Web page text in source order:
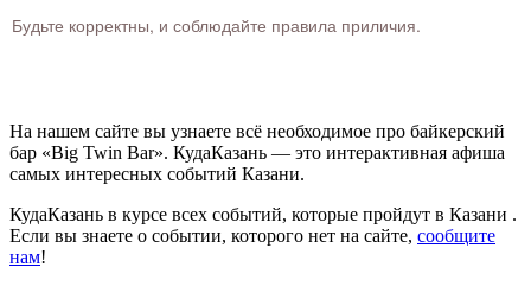
Будьте корректны, и соблюдайте правила приличия.
На нашем сайте вы узнаете всё необходимое про байкерский
бар «Big Twin Bar». КудаКазань — это интерактивная афиша
самых интересных событий Казани.
КудаКазань в курсе всех событий, которые пройдут в Казани .
Если вы знаете о событии, которого нет на сайте, сообщите
нам!